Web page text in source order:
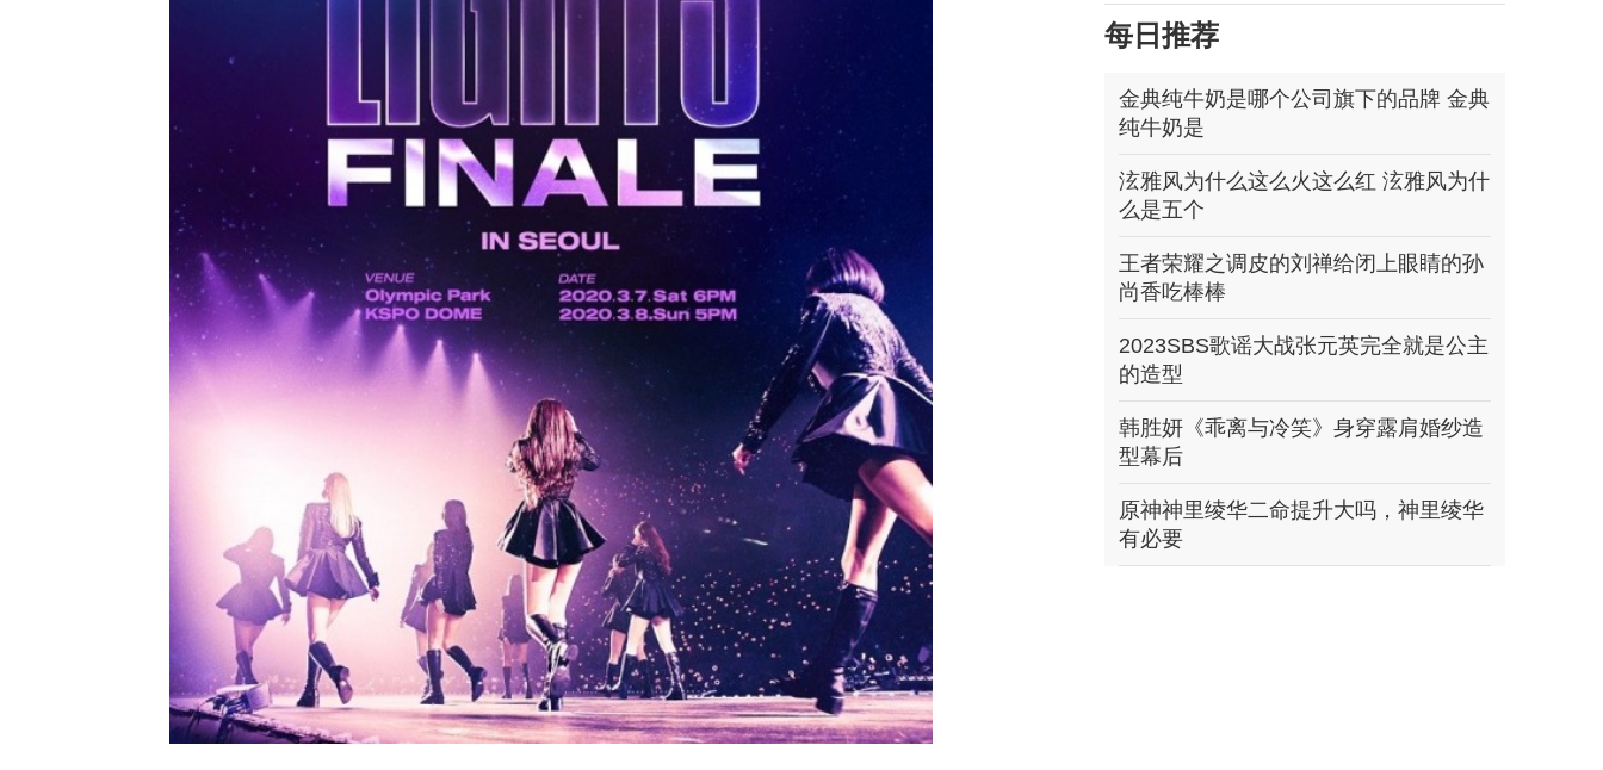
怎么
每日推荐
金典纯牛奶是哪个公司旗下的品牌 金典
纯牛奶是
泫雅风为什么这么火这么红 泫雅风为什
么是五个
王者荣耀之调皮的刘禅给闭上眼睛的孙
尚香吃棒棒
2023SBS歌谣大战张元英完全就是公主
的造型
韩胜妍《乖离与冷笑》身穿露肩婚纱造
型幕后
原神神里绫华二命提升大吗，神里绫华
有必要